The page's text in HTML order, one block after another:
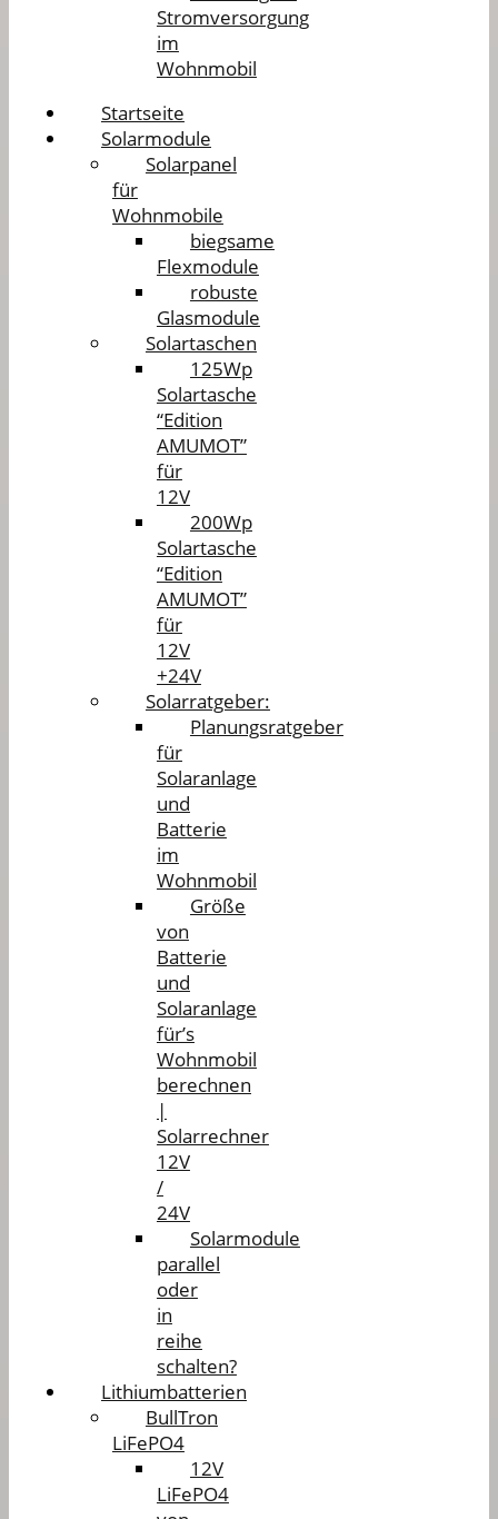
Stromversorgung
im
Wohnmobil
Startseite
Solarmodule
Solarpanel
für
Wohnmobile
biegsame
Flexmodule
robuste
Glasmodule
Solartaschen
125Wp
Solartasche
“Edition
AMUMOT”
für
12V
200Wp
Solartasche
“Edition
AMUMOT”
für
12V
+24V
Solarratgeber:
Planungsratgeber
für
Solaranlage
und
Batterie
im
Wohnmobil
Größe
von
Batterie
und
Solaranlage
für’s
Wohnmobil
berechnen
|
Solarrechner
12V
/
24V
Solarmodule
parallel
oder
in
reihe
schalten?
Lithiumbatterien
BullTron
LiFePO4
12V
LiFePO4